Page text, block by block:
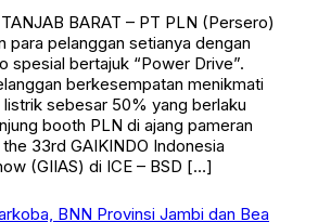
BARAT – PT PLN (Persero)
para pelanggan setianya dengan
spesial bertajuk “Power Drive”.
berkesempatan menikmati
sebesar 50% yang berlaku
booth PLN di ajang pameran
33rd GAIKINDO Indonesia
(GIIAS) di ICE – BSD […]